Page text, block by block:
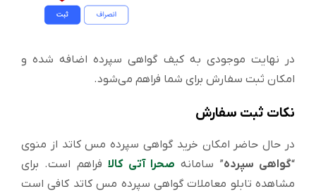
در نهایت موجودی به کیف گواهی سپرده اضافه شده و
امکان ثبت سفارش برای شما فراهم می‌شود.
نکات ثبت سفارش
در حال حاضر امکان خرید گواهی سپرده مس کاتد از منوی
“گواهی سپرده” سامانه صحرا آتی کالافراهم است. برای
مشاهده تابلو معاملات گواهی سپرده مس کاتد کافی است